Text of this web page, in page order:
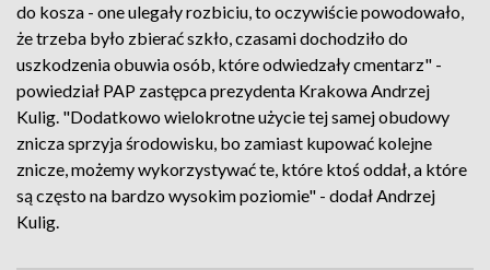
do kosza - one ulegały rozbiciu, to oczywiście powodowało,
że trzeba było zbierać szkło, czasami dochodziło do
uszkodzenia obuwia osób, które odwiedzały cmentarz" -
powiedział PAP zastępca prezydenta Krakowa Andrzej
Kulig. "Dodatkowo wielokrotne użycie tej samej obudowy
znicza sprzyja środowisku, bo zamiast kupować kolejne
znicze, możemy wykorzystywać te, które ktoś oddał, a które
są często na bardzo wysokim poziomie" - dodał Andrzej
Kulig.